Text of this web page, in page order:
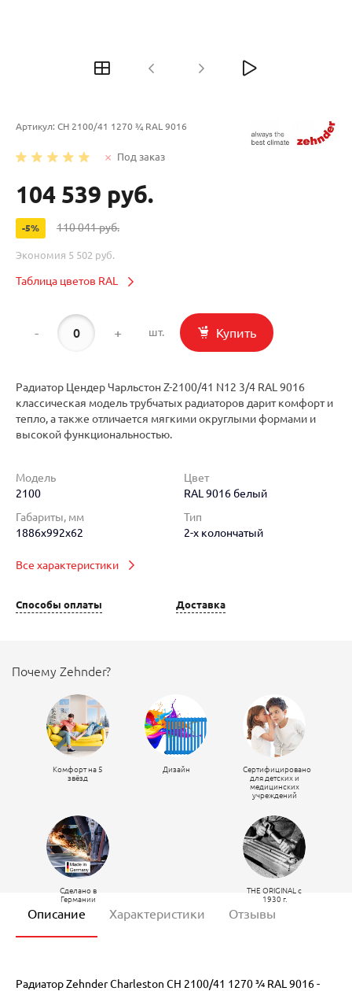
Артикул: CH 2100/41 1270 ¾ RAL 9016
Под заказ
104 539 руб.
-5% 110 041 руб.
Экономия 5 502 руб.
Таблица цветов RAL
- + шт. Купить
Радиатор Цендер Чарльстон Z-2100/41 N12 3/4 RAL 9016
классическая модель трубчатых радиаторов дарит комфорт и
тепло, а также отличается мягкими округлыми формами и
высокой функциональностью.
Модель
2100
Цвет
RAL 9016 белый
Габариты, мм
1886x992x62
Тип
2-х колончатый
Все характеристики
Способы оплаты Доставка
Почему Zehnder?
Комфорт на 5
звёзд
Дизайн
Сертифицировано
для детских и
медицинских
учреждений
Сделано в
Германии
THE ORIGINAL c
1930 г.
Описание Характеристики Отзывы
Радиатор Zehnder Charleston CH 2100/41 1270 ¾ RAL 9016 -